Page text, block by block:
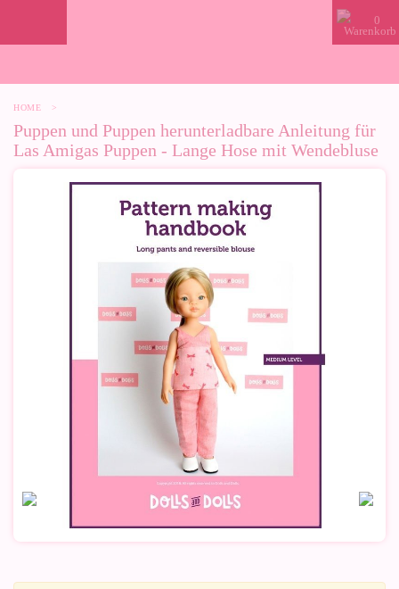
0
HOME >
Puppen und Puppen herunterladbare Anleitung für
Las Amigas Puppen - Lange Hose mit Wendebluse